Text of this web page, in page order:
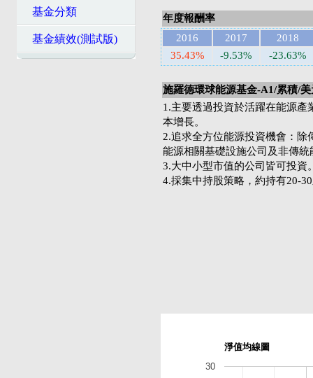
基金分類
基金績效(測試版)
年度報酬率
2016
2017
2018
35.43%
-9.53% -23.63%
施羅德環球能源基金-A1/累積/美
1.主要透過投資於活躍在能源產
本增長。
2.追求全方位能源投資機會：除
能源相關基礎設施公司及非傳統
3.大中小型市值的公司皆可投資
4.採集中持股策略，約持有20-
淨值均線圖
30